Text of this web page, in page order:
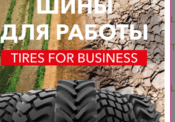
VF520/85R46 BKT AGRIMAX V-
VF520/85R46 BKT AMAX V-
TL
VF520/85R50 BKT AGRIMAX V-
STEEL BELTED TL